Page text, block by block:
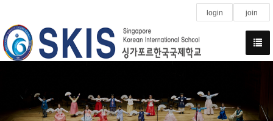
login join